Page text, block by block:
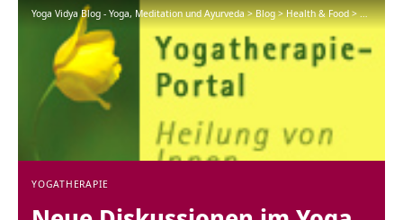
Yoga Vidya Blog - Yoga, Meditation und Ayurveda>Blog>Health & Food>
YOGATHERAPIE